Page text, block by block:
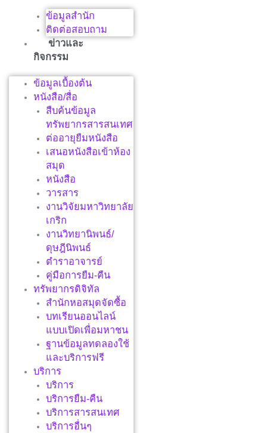
ข้อมูลสำนัก
ติดต่อสอบถาม
ข่าวและ
กิจกรรม
ข้อมูลเบื้องต้น
หนังสือ/สื่อ
สืบค้นข้อมูล
ทรัพยากรสารสนเทศ
ต่ออายุยืมหนังสือ
เสนอหนังสือเข้าห้อง
สมุด
หนังสือ
วารสาร
งานวิจัยมหาวิทยาลัย
เกริก
งานวิทยานิพนธ์/
ดุษฎีนิพนธ์
ตำราอาจารย์
คู่มือการยืม-คืน
ทรัพยากรดิจิทัล
สำนักหอสมุดจัดซื้อ
บทเรียนออนไลน์
แบบเปิดเพื่อมหาชน
ฐานข้อมูลทดลองใช้
และบริการฟรี
บริการ
บริการ
บริการยืม-คืน
บริการสารสนเทศ
บริการอื่นๆ